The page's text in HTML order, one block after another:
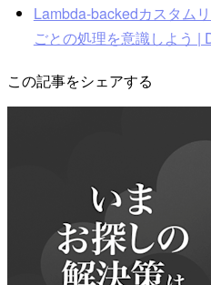
Lambda-backedカスタム
ごとの処理を意識しよう |
この記事をシェアする